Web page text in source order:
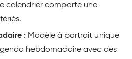
calendrier comporte une
: Modèle à portrait unique
hebdomadaire avec des